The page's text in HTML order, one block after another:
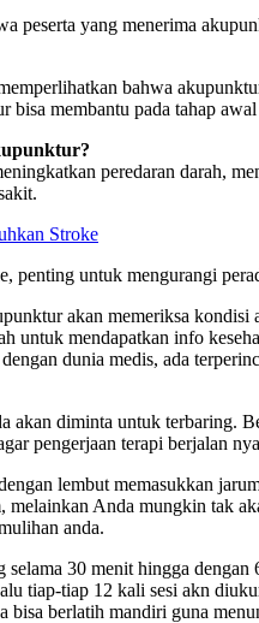
peserta yang menerima
bahwa
bisa membantu pada tahap
peredaran darah,
penting untuk mengurangi
akan memeriksa
untuk mendapatkan info
dunia medis, ada
akan diminta untuk terbaring.
pengerjaan terapi berjalan
lembut memasukkan
melainkan Anda mungkin tak
anda.
selama 30 menit hingga
tiap-tiap 12 kali sesi akn
bisa berlatih mandiri guna